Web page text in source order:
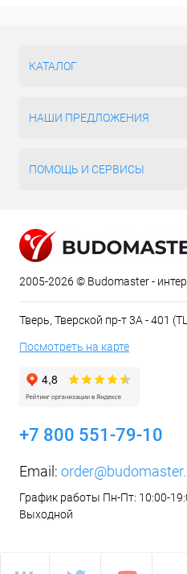
КАТАЛОГ
НАШИ ПРЕДЛОЖЕНИЯ
ПОМОЩЬ И СЕРВИСЫ
2005-2026 © Budomaster -
Тверь, Тверской пр-т 3А - 401
Посмотреть на карте
+7 800 551-79-10
Email:
График работы Пн-Пт: 10:00-
Выходной